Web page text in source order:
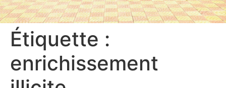
Étiquette :
enrichissement